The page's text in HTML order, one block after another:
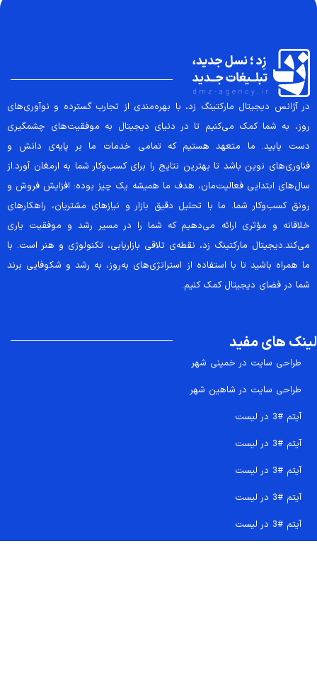
در آژانس دیجیتال مارکتینگ زد، با بهره‌مندی از تجارب گسترده و نوآوری‌های
روز، به شما کمک می‌کنیم تا در دنیای دیجیتال به موفقیت‌های چشمگیری
دست یابید. ما متعهد هستیم که تمامی خدمات ما بر پایه‌ی دانش و
فناوری‌های نوین باشد تا بهترین نتایج را برای کسب‌وکار شما به ارمغان آورد.از
سال‌های ابتدایی فعالیت‌مان، هدف ما همیشه یک چیز بوده: افزایش فروش و
رونق کسب‌وکار شما. ما با تحلیل دقیق بازار و نیازهای مشتریان، راهکارهای
خلاقانه و مؤثری ارائه می‌دهیم که شما را در مسیر رشد و موفقیت یاری
می‌کند.دیجیتال مارکتینگ زد، نقطه‌ی تلاقی بازاریابی، تکنولوژی و هنر است. با
ما همراه باشید تا با استفاده از استراتژی‌های به‌روز، به رشد و شکوفایی برند
شما در فضای دیجیتال کمک کنیم.
لینک های مفید
طراحی سایت در خمینی شهر
طراحی سایت در شاهین شهر
آیتم #3 در لیست
آیتم #3 در لیست
آیتم #3 در لیست
آیتم #3 در لیست
آیتم #3 در لیست